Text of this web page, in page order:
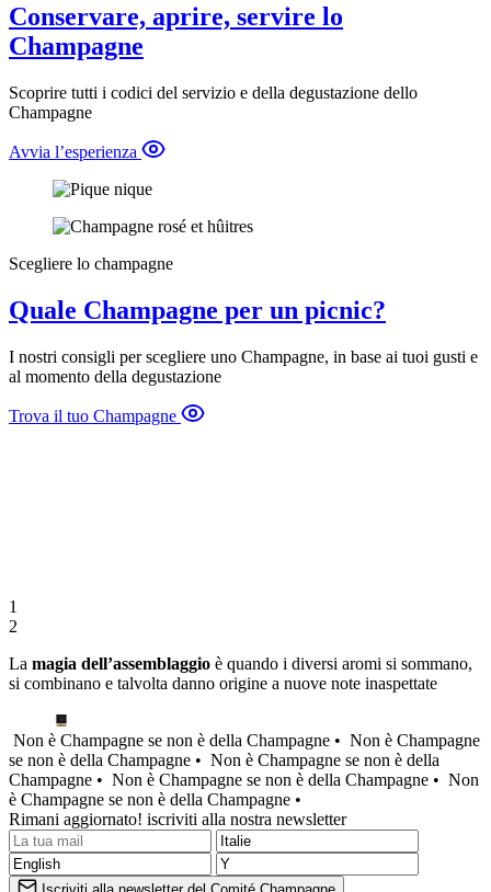
Conservare, aprire, servire lo
Champagne
Scoprire tutti i codici del servizio e della degustazione dello
Champagne
Avvia l’esperienza
Scegliere lo champagne
Quale Champagne per un picnic?
I nostri consigli per scegliere uno Champagne, in base ai tuoi gusti e
al momento della degustazione
Trova il tuo Champagne
1
2
La magia dell’assemblaggio è quando i diversi aromi si sommano,
si combinano e talvolta danno origine a nuove note inaspettate
Non è Champagne se non è della Champagne • Non è Champagne
se non è della Champagne • Non è Champagne se non è della
Champagne • Non è Champagne se non è della Champagne • Non
è Champagne se non è della Champagne •
Rimani aggiornato! iscriviti alla nostra newsletter